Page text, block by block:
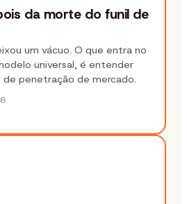
da morte do funil de
um vácuo. O que entra no
universal, é entender
de penetração de mercado.